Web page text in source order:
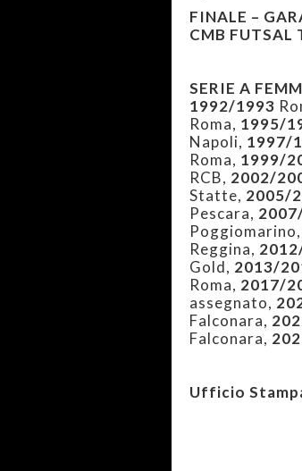
FINALE –
CMB FUTSAL
SERIE A
1992/1993
Roma, 1995/
Napoli, 1997/
Roma, 1999/
RCB, 2002/
Statte, 2005/
Pescara,
Poggiomarino,
Reggina,
Gold, 2013/
Roma, 2017/
assegnato,
Falconara,
Falconara,
Ufficio